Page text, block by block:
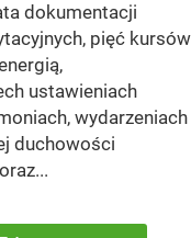
dokumentacji
pięć kursów
ustawieniach
wydarzeniach
duchowości